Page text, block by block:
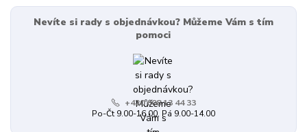
Nevíte si rady s objednávkou? Můžeme Vám s tím
pomoci
+420 608 13 44 33
Po-Čt 9.00-16.00, Pá 9.00-14.00